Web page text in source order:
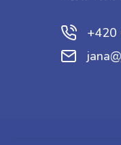
+420